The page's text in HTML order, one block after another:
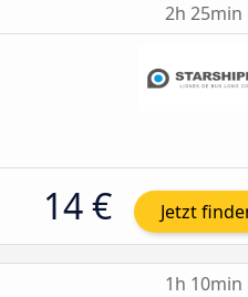
2h 25min
14 € Jetzt
1h 10min